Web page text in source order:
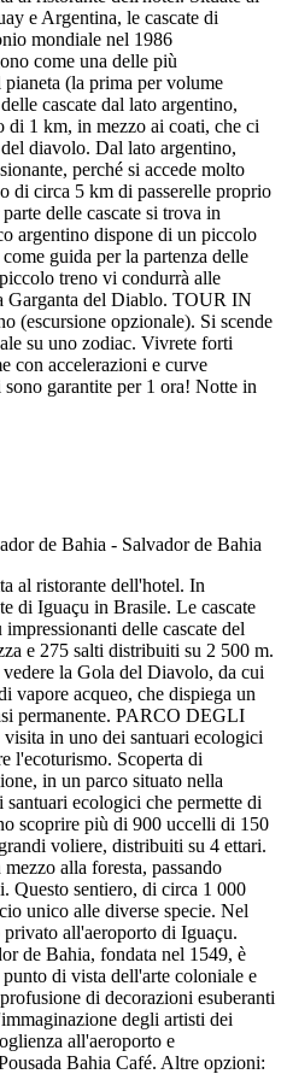
e Argentina, le cascate di
mondiale nel 1986
come una delle più
pianeta (la prima per volume
cascate dal lato argentino,
di 1 km, in mezzo ai coati, che ci
diavolo. Dal lato argentino,
perché si accede molto
di circa 5 km di passerelle proprio
delle cascate si trova in
argentino dispone di un piccolo
guida per la partenza delle
treno vi condurrà alle
Garganta del Diablo. TOUR IN
(escursione opzionale). Si scende
su uno zodiac. Vivrete forti
con accelerazioni e curve
garantite per 1 ora! Notte in
al ristorante dell'hotel. In
di Iguaçu in Brasile. Le cascate
delle cascate del
e 275 salti distribuiti su 2 500 m.
la Gola del Diavolo, da cui
vapore acqueo, che dispiega un
permanente. PARCO DEGLI
in uno dei santuari ecologici
l'ecoturismo. Scoperta di
in un parco situato nella
ecologici che permette di
scoprire più di 900 uccelli di 150
voliere, distribuiti su 4 ettari.
alla foresta, passando
Questo sentiero, di circa 1 000
unico alle diverse specie. Nel
all'aeroporto di Iguaçu.
de Bahia, fondata nel 1549, è
di vista dell'arte coloniale e
di decorazioni esuberanti
degli artisti dei
all'aeroporto e
Bahia Café. Altre opzioni: